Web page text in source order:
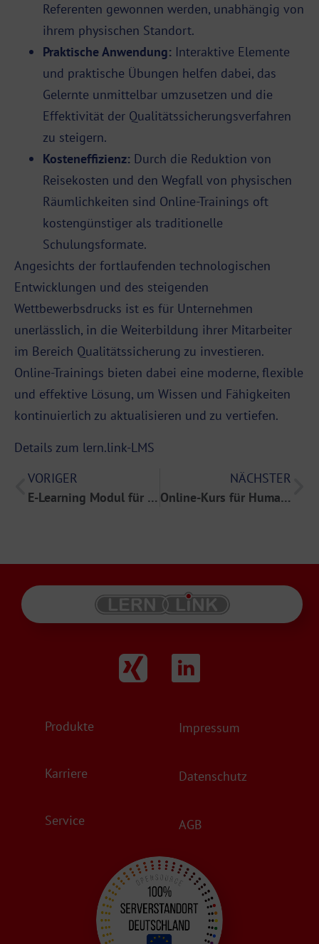
Referenten gewonnen werden, unabhängig von
ihrem physischen Standort.
Praktische Anwendung: Interaktive Elemente
und praktische Übungen helfen dabei, das
Gelernte unmittelbar umzusetzen und die
Effektivität der Qualitätssicherungsverfahren
zu steigern.
Kosteneffizienz: Durch die Reduktion von
Reisekosten und den Wegfall von physischen
Räumlichkeiten sind Online-Trainings oft
kostengünstiger als traditionelle
Schulungsformate.
Angesichts der fortlaufenden technologischen
Entwicklungen und des steigenden
Wettbewerbsdrucks ist es für Unternehmen
unerlässlich, in die Weiterbildung ihrer Mitarbeiter
im Bereich Qualitätssicherung zu investieren.
Online-Trainings bieten dabei eine moderne, flexible
und effektive Lösung, um Wissen und Fähigkeiten
kontinuierlich zu aktualisieren und zu vertiefen.
Details zum lern.link-LMS
VORIGER
E-Learning Modul für IT-Sicherheit Zertifizierung
NÄCHSTER
Online-Kurs für Humane Ressourcen Management: Ein Leitfaden
Produkte
Karriere
Service
Impressum
Datenschutz
AGB